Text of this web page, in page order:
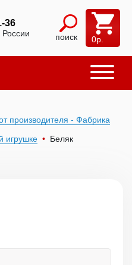
36
поиск 0р.
производителя - Фабрика
игрушке Беляк